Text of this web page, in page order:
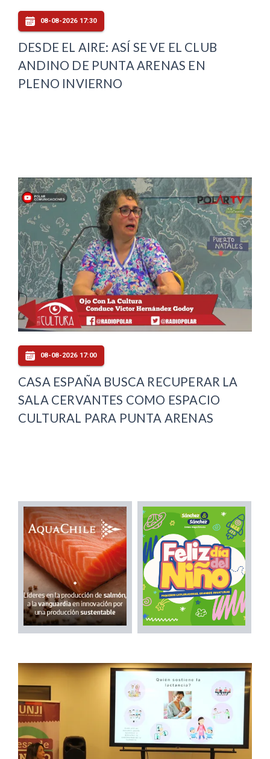
08-08-2026 17:30
DESDE EL AIRE: ASÍ SE VE EL CLUB
ANDINO DE PUNTA ARENAS EN
PLENO INVIERNO
08-08-2026 17:00
CASA ESPAÑA BUSCA RECUPERAR LA
SALA CERVANTES COMO ESPACIO
CULTURAL PARA PUNTA ARENAS